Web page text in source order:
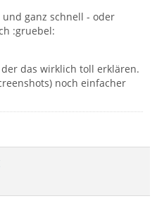
ganz schnell - oder
:gruebel:
das wirklich toll erklären.
noch einfacher